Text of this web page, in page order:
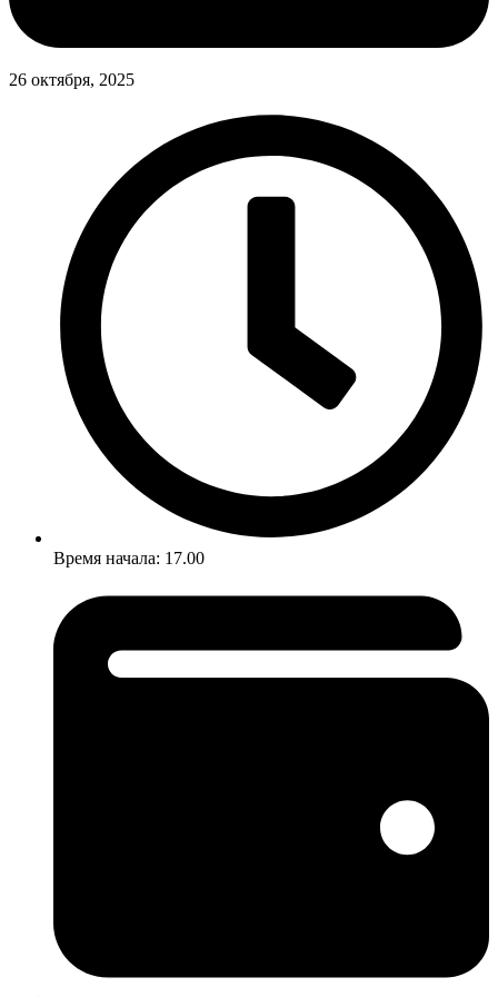
26 октября, 2025
Время начала: 17.00